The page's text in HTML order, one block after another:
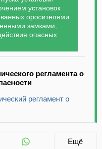
установок
оросителями
замками,
опасных
регламента о
регламент о
Ещё